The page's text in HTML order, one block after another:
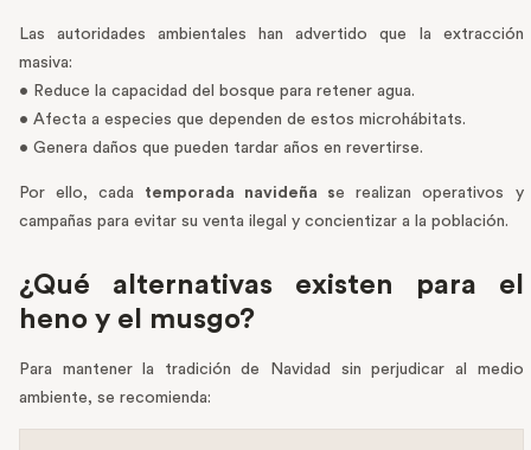
Las autoridades ambientales han advertido que la extracción
masiva:
• Reduce la capacidad del bosque para retener agua.
• Afecta a especies que dependen de estos microhábitats.
• Genera daños que pueden tardar años en revertirse.
Por ello, cada temporada navideña se realizan operativos y
campañas para evitar su venta ilegal y concientizar a la población.
¿Qué alternativas existen para el
heno y el musgo?
Para mantener la tradición de Navidad sin perjudicar al medio
ambiente, se recomienda: